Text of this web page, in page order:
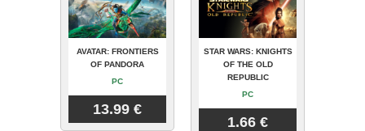
AVATAR: FRONTIERS
OF PANDORA
PC
13.99 €
STAR WARS: KNIGHTS
OF THE OLD
REPUBLIC
PC
1.66 €